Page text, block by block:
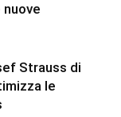
Strauss di
le